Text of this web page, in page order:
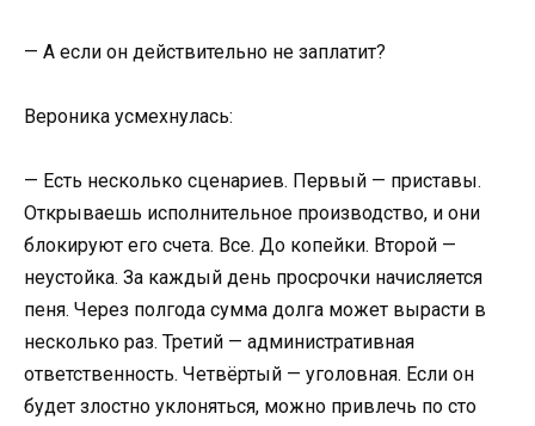
— А если он действительно не заплатит?
Вероника усмехнулась:
— Есть несколько сценариев. Первый — приставы.
Открываешь исполнительное производство, и они
блокируют его счета. Все. До копейки. Второй —
неустойка. За каждый день просрочки начисляется
пеня. Через полгода сумма долга может вырасти в
несколько раз. Третий — административная
ответственность. Четвёртый — уголовная. Если он
будет злостно уклоняться, можно привлечь по сто